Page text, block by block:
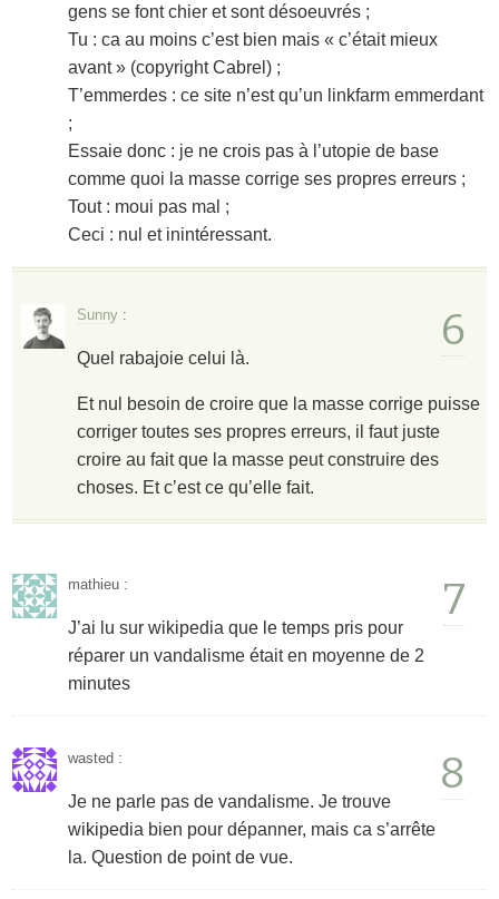
gens se font chier et sont désoeuvrés ;
Tu : ca au moins c’est bien mais « c’était mieux
avant » (copyright Cabrel) ;
T’emmerdes : ce site n’est qu’un linkfarm emmerdant
;
Essaie donc : je ne crois pas à l’utopie de base
comme quoi la masse corrige ses propres erreurs ;
Tout : moui pas mal ;
Ceci : nul et inintéressant.
6
Sunny :
Quel rabajoie celui là.
Et nul besoin de croire que la masse corrige puisse
corriger toutes ses propres erreurs, il faut juste
croire au fait que la masse peut construire des
choses. Et c’est ce qu’elle fait.
7
mathieu :
J’ai lu sur wikipedia que le temps pris pour
réparer un vandalisme était en moyenne de 2
minutes
8
wasted :
Je ne parle pas de vandalisme. Je trouve
wikipedia bien pour dépanner, mais ca s’arrête
la. Question de point de vue.